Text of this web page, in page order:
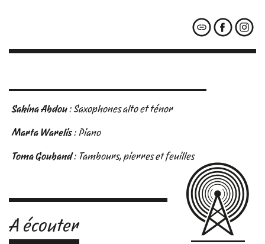
Sakina Abdou : Saxophones alto et ténor
Marta Warelis : Piano
Toma Gouband: Tambours, pierres et feuilles
A écouter